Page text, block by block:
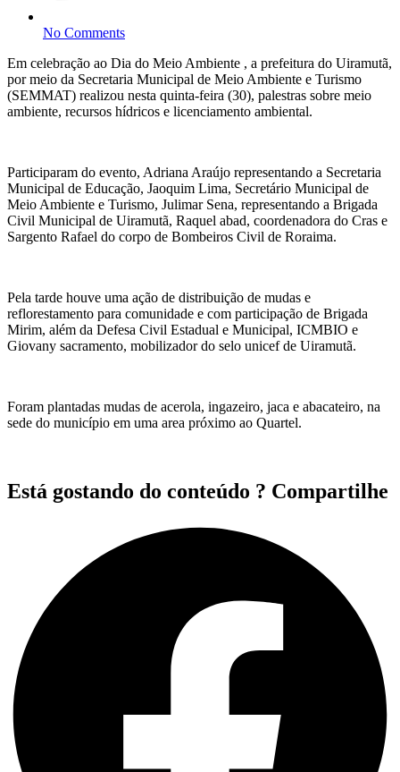
No Comments
Em celebração ao Dia do Meio Ambiente , a prefeitura do Uiramutã,
por meio da Secretaria Municipal de Meio Ambiente e Turismo
(SEMMAT) realizou nesta quinta-feira (30), palestras sobre meio
ambiente, recursos hídricos e licenciamento ambiental.
Participaram do evento, Adriana Araújo representando a Secretaria
Municipal de Educação, Jaoquim Lima, Secretário Municipal de
Meio Ambiente e Turismo, Julimar Sena, representando a Brigada
Civil Municipal de Uiramutã, Raquel abad, coordenadora do Cras e
Sargento Rafael do corpo de Bombeiros Civil de Roraima.
Pela tarde houve uma ação de distribuição de mudas e
reflorestamento para comunidade e com participação de Brigada
Mirim, além da Defesa Civil Estadual e Municipal, ICMBIO e
Giovany sacramento, mobilizador do selo unicef de Uiramutã.
Foram plantadas mudas de acerola, ingazeiro, jaca e abacateiro, na
sede do município em uma area próximo ao Quartel.
Está gostando do conteúdo ? Compartilhe